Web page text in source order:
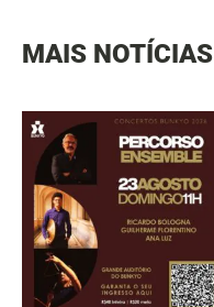
MAIS NOTÍCIAS